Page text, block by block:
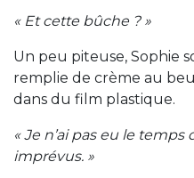
« Et cette bûche ? »
Un peu piteuse, Sophie
remplie de crème au
dans du film plastique.
« Je n’ai pas eu le temps
imprévus. »